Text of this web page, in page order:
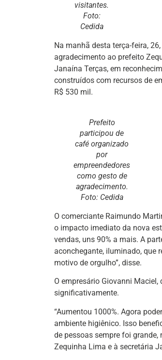
visitantes.
Foto:
Cedida
Na manhã desta terça-feira,
agradecimento ao prefeito
Janaína Terças, em
construídos com recursos de
R$ 530 mil.
Prefeito
participou de
café organizado
por
empreendedores
como gesto de
agradecimento.
Foto: Cedida
O comerciante Raimundo
o impacto imediato da nova
vendas, uns 90% a mais. A
aconchegante, iluminado, que
motivo de orgulho”, disse.
O empresário Giovanni
significativamente.
“Aumentou 1000%. Agora
ambiente higiênico. Isso
de pessoas sempre foi
Zequinha Lima e à secretária